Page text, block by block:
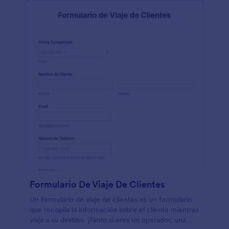
Formulario De Viaje De Clientes
Un formulario de viaje de clientes es un formulario
que recopila la información sobre el cliente mientras
viaja a su destino. ¡Tanto si eres un operador, una